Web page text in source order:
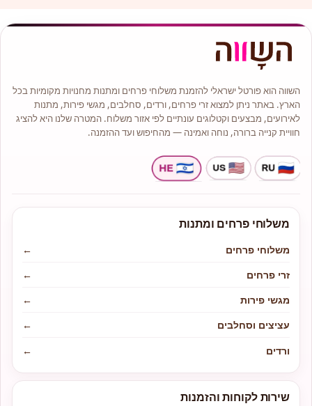
השווה הוא פורטל ישראלי להזמנת משלוחי פרחים ומתנות מחנויות מקומיות בכל
הארץ. באתר ניתן למצוא זרי פרחים, ורדים, סחלבים, מגשי פירות, מתנות
לאירועים, מבצעים וקטלוגים עונתיים לפי אזור משלוח. המטרה שלנו היא להציג
חוויית קנייה ברורה, נוחה ואמינה — מהחיפוש ועד ההזמנה.
משלוחי פרחים ומתנות
משלוחי פרחים
←
זרי פרחים
←
מגשי פירות
←
עציצים וסחלבים
←
ורדים
←
שירות לקוחות והזמנות